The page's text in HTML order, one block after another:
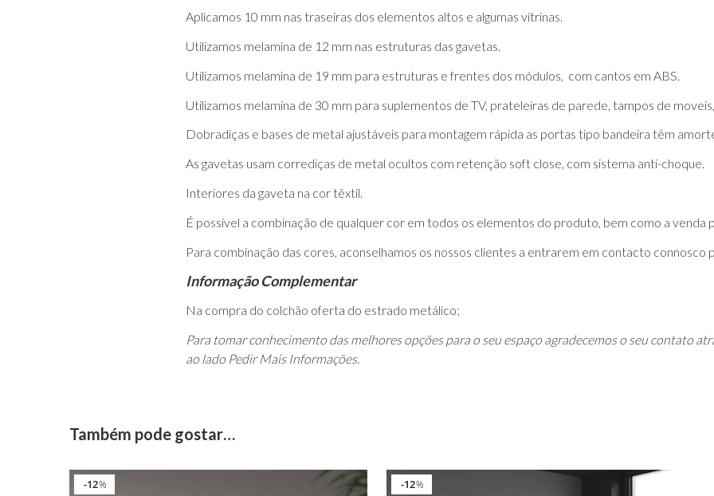
Aplicamos 10 mm nas traseiras dos elementos altos e algumas vitrinas.
Utilizamos melamina de 12 mm nas estruturas das gavetas.
Utilizamos melamina de 19 mm para estruturas e frentes dos módulos, com cantos em ABS.
Utilizamos melamina de 30 mm para suplementos de TV, prateleiras de parede, tampos de
Dobradiças e bases de metal ajustáveis para montagem rápida as portas tipo bandeira têm
As gavetas usam corrediças de metal ocultos com retenção soft close, com sistema anti-choque.
Interiores da gaveta na cor têxtil.
É possível a combinação de qualquer cor em todos os elementos do produto, bem como a venda
Para combinação das cores, aconselhamos os nossos clientes a entrarem em contacto connosco
Informação Complementar
Na compra do colchão oferta do estrado metálico;
Para tomar conhecimento das melhores opções para o seu espaço agradecemos o seu contato
ao lado Pedir Mais Informações.
Também pode gostar…
%
12 %
12